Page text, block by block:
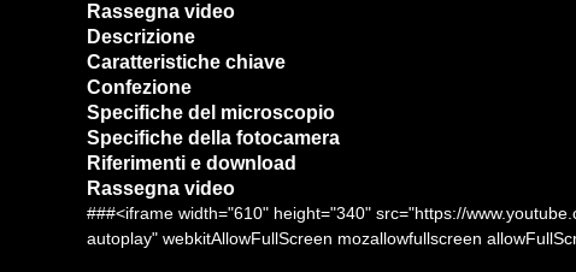
Rassegna video
Descrizione
Caratteristiche chiave
Confezione
Specifiche del microscopio
Specifiche della fotocamera
Riferimenti e download
Rassegna video
###<iframe width="610" height="340" src="https://
autoplay" webkitAllowFullScreen mozallowfullscreen